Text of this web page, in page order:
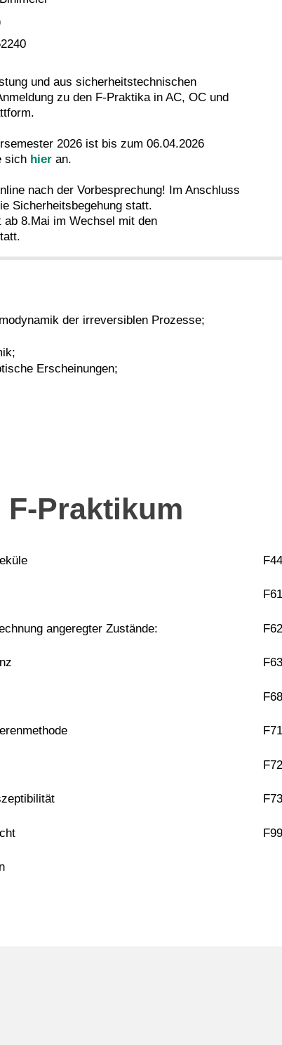
und aus sicherheitstechnischen
zu den F-Praktika in AC, OC und
2026 ist bis zum 06.04.2026
sich hier an.
nach der Vorbesprechung! Im Anschluss
Sicherheitsbegehung statt.
ab 8.Mai im Wechsel mit den
der irreversiblen Prozesse;
Erscheinungen;
Praktikum
angeregter Zustände: